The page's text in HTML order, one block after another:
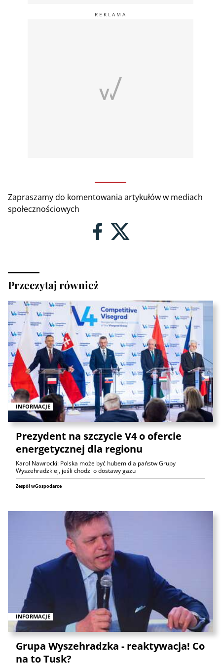
Zapraszamy do komentowania artykułów w mediach
społecznościowych
Przeczytaj również
INFORMACJE
Prezydent na szczycie V4 o ofercie
energetycznej dla regionu
Karol Nawrocki: Polska może być hubem dla państw Grupy
Wyszehradzkiej, jeśli chodzi o dostawy gazu
Zespół wGospodarce
INFORMACJE
Grupa Wyszehradzka - reaktywacja! Co
na to Tusk?